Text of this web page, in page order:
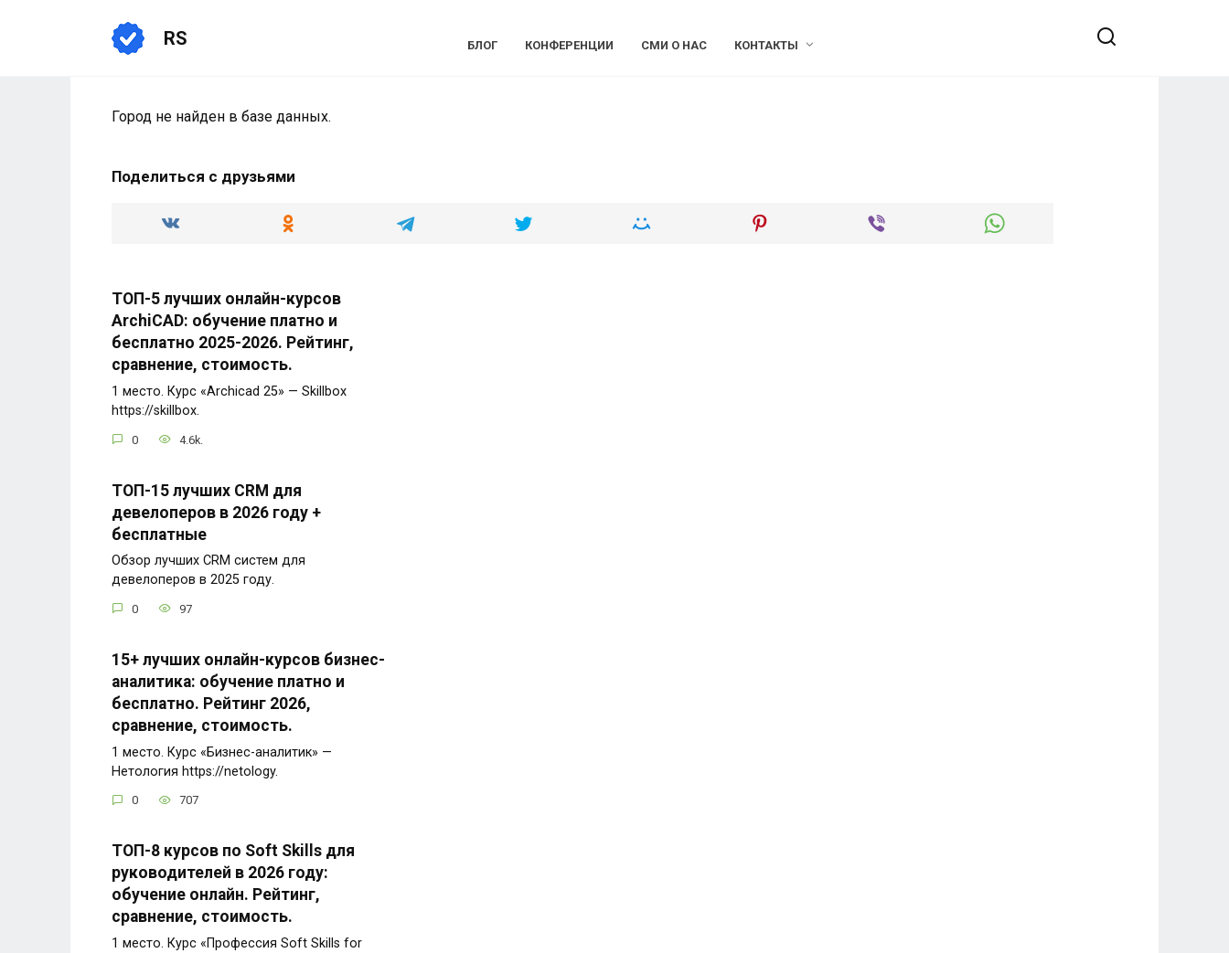
RS БЛОГ КОНФЕРЕНЦИИ СМИ О НАС КОНТАКТЫ
Город не найден в базе данных.
Поделиться с друзьями
ТОП-5 лучших онлайн-курсов
ArchiCAD: обучение платно и
бесплатно 2025-2026. Рейтинг,
сравнение, стоимость.
1 место. Курс «Archicad 25» — Skillbox
https://skillbox.
0 4.6k.
ТОП-15 лучших CRM для
девелоперов в 2026 году +
бесплатные
Обзор лучших CRM систем для
девелоперов в 2025 году.
0 97
15+ лучших онлайн-курсов бизнес-
аналитика: обучение платно и
бесплатно. Рейтинг 2026,
сравнение, стоимость.
1 место. Курс «Бизнес-аналитик» —
Нетология https://netology.
0 707
ТОП-8 курсов по Soft Skills для
руководителей в 2026 году:
обучение онлайн. Рейтинг,
сравнение, стоимость.
1 место. Курс «Профессия Soft Skills for